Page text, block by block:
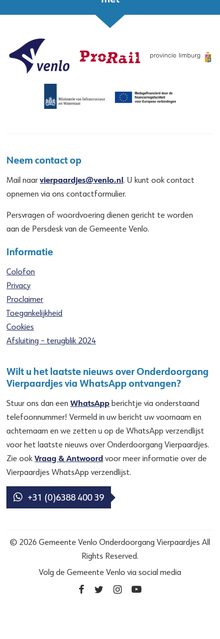
Neem contact op
Mail naarvierpaardjes@venlo.nl. U kunt ook contact
opnemen via ons contactformulier.
Persvragen of woordvoering dienen gericht te worden
aan de Persdesk van de Gemeente Venlo.
Informatie
Colofon
Privacy
Proclaimer
Toegankelijkheid
Cookies
Afsluiting – terugblik 2024
Wilt u het laatste nieuws over Onderdoorgang
Vierpaardjes via WhatsApp ontvangen?
Stuur ons dan eenWhatsApp berichtje via onderstaand
telefoonnummer! Vermeld in uw bericht uw voornaam en
achternaam en we zetten u op de WhatsApp verzendlijst
voor het laatste nieuws over Onderdoorgang Vierpaardjes.
Zie ookVraag & Antwoord voor meer informatie over de
Vierpaardjes WhatsApp verzendlijst.
+31 (0)6388 400 39
© 2026 Gemeente Venlo Onderdoorgang Vierpaardjes All
Rights Reserved.
Volg de Gemeente Venlo via social media